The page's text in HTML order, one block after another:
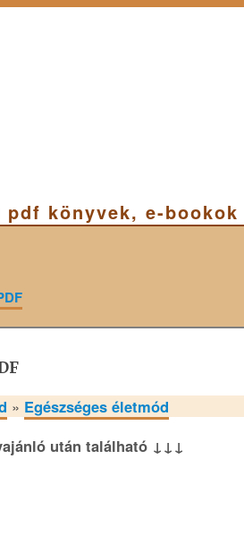
könyvek, e-bookok
» Egészséges életmód
után található ↓↓↓